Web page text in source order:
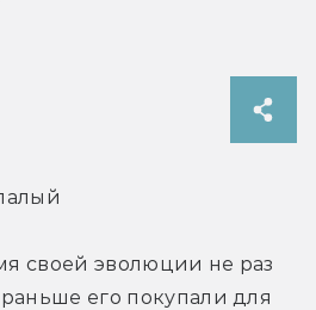
своей эволюции не раз
его покупали для